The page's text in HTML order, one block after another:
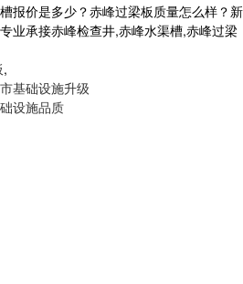
报价是多少？赤峰过梁板质量怎么样？新
业承接赤峰检查井,赤峰水渠槽,赤峰过梁
,
基础设施升级
设施品质